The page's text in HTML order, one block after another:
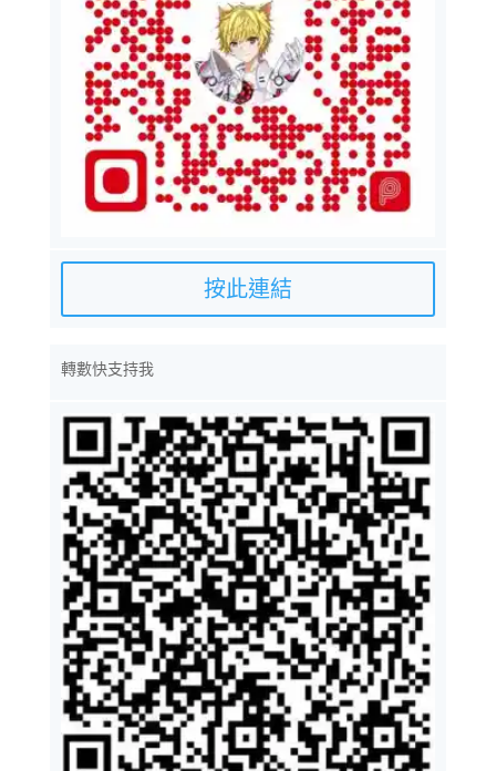
按此連結
轉數快支持我